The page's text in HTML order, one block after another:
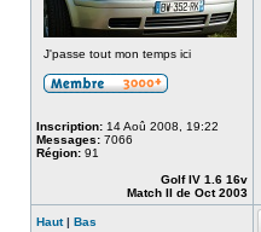
J'passe tout mon temps ici
Inscription: 14 Aoû 2008, 19:22
Messages: 7066
Région: 91
Golf IV 1.6 16v
Match II de Oct 2003
Haut| Bas